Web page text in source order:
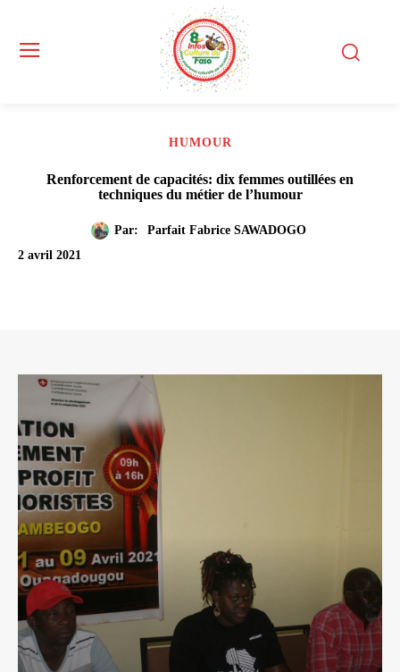
HUMOUR
Renforcement de capacités: dix femmes outillées en
techniques du métier de l’humour
Par:
Parfait Fabrice SAWADOGO
2 avril 2021